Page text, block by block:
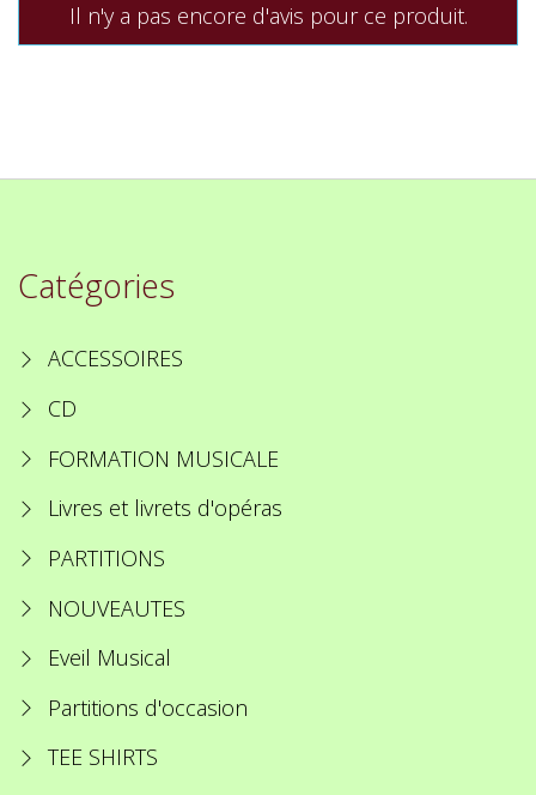
Il n'y a pas encore d'avis pour ce produit.
Catégories
ACCESSOIRES
CD
FORMATION MUSICALE
Livres et livrets d'opéras
PARTITIONS
NOUVEAUTES
Eveil Musical
Partitions d'occasion
TEE SHIRTS